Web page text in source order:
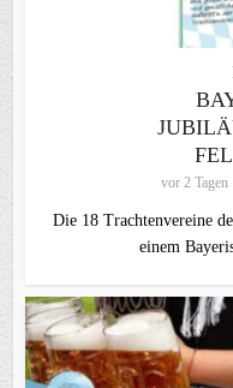
vor 2 Tagen
Die 18 Trachtenvereine
einem